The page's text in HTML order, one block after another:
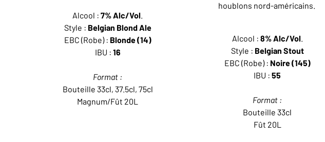
Alcool :7% Alc/Vol.
Style : Belgian Blond Ale
EBC (Robe) : Blonde (14)
IBU : 16
Format :
Bouteille 33cl, 37.5cl, 75cl
Magnum/Fût 20L
houblons nord-américains.
Alcool : 8% Alc/Vol.
Style : Belgian Stout
EBC (Robe) : Noire (145)
IBU :55
Format :
Bouteille 33cl
Fût 20L